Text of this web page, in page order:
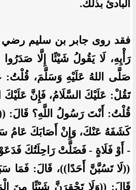
البادئ بذلك.
فقد روى جابر بن سليم رضي
رَأْيِهِ، لَا يَقُولُ شَيْئًا إِلَّا
صَلَّى اللهُ عَلَيْهِ وَسَلَّمَ، قُلْتُ:
تَقُلْ: عَلَيْكَ السَّلَامُ، فَإِنَّ عَلَيْكَ
قُلْتُ: أَنْتَ رَسُولُ اللَّهِ؟ قَالَ:
كَشَفَهُ عَنْكَ، وَإِنْ أَصَابَكَ عَامُ
- أَوْ فَلَاةٍ - فَضَلَّتْ رَاحِلَتُكَ
((لَا تَسُبَّنَّ أَحَدًا))، قَالَ: فَمَا
قَالَ: ((وَلَا تَحْقِرَنَّ شَيْئًا مِنَ